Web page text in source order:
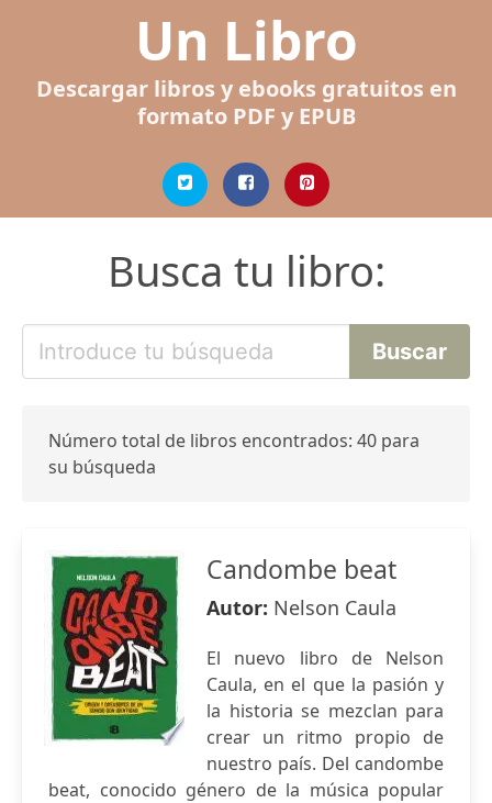
Un Libro
Descargar libros y ebooks gratuitos en
formato PDF y EPUB
Busca tu libro:
Número total de libros encontrados: 40 para
su búsqueda
Candombe beat
Autor: Nelson Caula
El nuevo libro de Nelson
Caula, en el que la pasión y
la historia se mezclan para
crear un ritmo propio de
nuestro país. Del candombe
beat, conocido género de la música popular